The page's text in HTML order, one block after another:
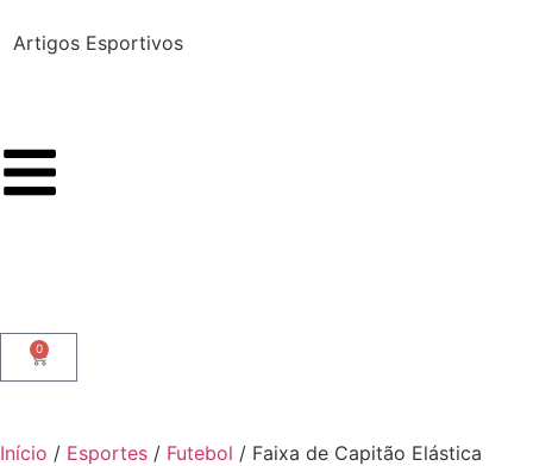
Artigos Esportivos
0
Início / Esportes / Futebol / Faixa de Capitão Elástica